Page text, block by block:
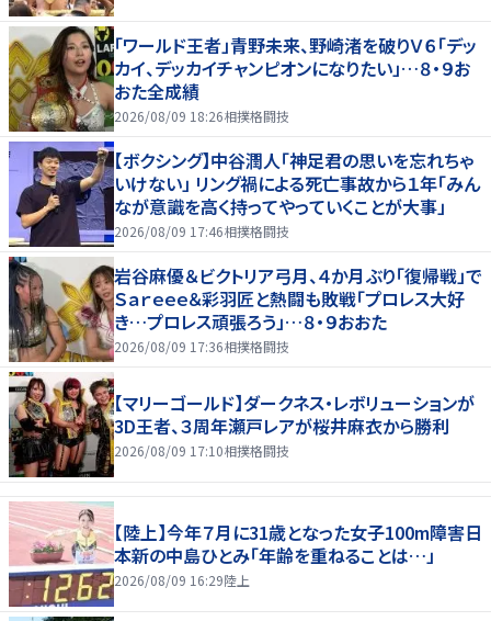
「ワールド王者」青野未来、野崎渚を破りＶ６「デッ
カイ、デッカイチャンピオンになりたい」…８・９お
おた全成績
2026/08/09 18:26相撲格闘技
【ボクシング】中谷潤人「神足君の思いを忘れちゃ
いけない」 リング禍による死亡事故から１年「みん
なが意識を高く持ってやっていくことが大事」
2026/08/09 17:46相撲格闘技
岩谷麻優＆ビクトリア弓月、４か月ぶり「復帰戦」で
Ｓａｒｅｅｅ＆彩羽匠と熱闘も敗戦「プロレス大好
き…プロレス頑張ろう」…８・９おおた
2026/08/09 17:36相撲格闘技
【マリーゴールド】ダークネス・レボリューションが
3D王者、３周年瀬戸レアが桜井麻衣から勝利
2026/08/09 17:10相撲格闘技
【陸上】今年７月に31歳となった女子100m障害日
本新の中島ひとみ「年齢を重ねることは…」
2026/08/09 16:29陸上